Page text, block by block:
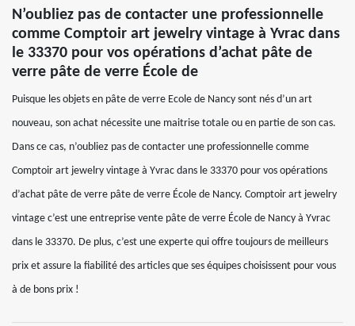
N’oubliez pas de contacter une professionnelle
comme Comptoir art jewelry vintage à Yvrac dans
le 33370 pour vos opérations d’achat pâte de
verre pâte de verre École de
Puisque les objets en pâte de verre Ecole de Nancy sont nés d’un art
nouveau, son achat nécessite une maitrise totale ou en partie de son cas.
Dans ce cas, n’oubliez pas de contacter une professionnelle comme
Comptoir art jewelry vintage à Yvrac dans le 33370 pour vos opérations
d’achat pâte de verre pâte de verre École de Nancy. Comptoir art jewelry
vintage c’est une entreprise vente pâte de verre École de Nancy à Yvrac
dans le 33370. De plus, c’est une experte qui offre toujours de meilleurs
prix et assure la fiabilité des articles que ses équipes choisissent pour vous
à de bons prix !